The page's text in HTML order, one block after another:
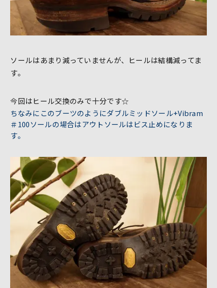
ソールはあまり減っていませんが、ヒールは結構減ってま
す。
今回はヒール交換のみで十分です☆
ちなみにこのブーツのようにダブルミッドソール+Vibram
＃100ソールの場合はアウトソールはビス止めになりま
す。